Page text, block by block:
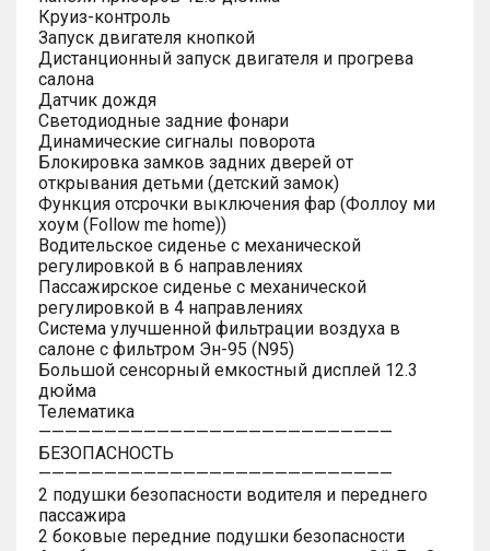
Круиз-контроль
Запуск двигателя кнопкой
Дистанционный запуск двигателя и прогрева
салона
Датчик дождя
Светодиодные задние фонари
Динамические сигналы поворота
Блокировка замков задних дверей от
открывания детьми (детский замок)
Функция отсрочки выключения фар (Фоллоу ми
хоум (Follow me home))
Водительское сиденье с механической
регулировкой в 6 направлениях
Пассажирское сиденье с механической
регулировкой в 4 направлениях
Система улучшенной фильтрации воздуха в
салоне с фильтром Эн-95 (N95)
Большой сенсорный емкостный дисплей 12.3
дюйма
Телематика
———————————————————————————
БЕЗОПАСНОСТЬ
———————————————————————————
2 подушки безопасности водителя и переднего
пассажира
2 боковые передние подушки безопасности